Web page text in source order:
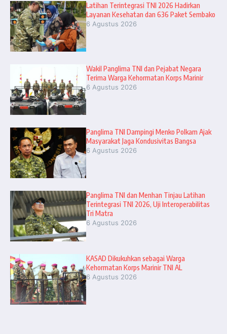
Latihan Terintegrasi TNI 2026 Hadirkan
Layanan Kesehatan dan 636 Paket Sembako
6 Agustus 2026
Wakil Panglima TNI dan Pejabat Negara
Terima Warga Kehormatan Korps Marinir
6 Agustus 2026
Panglima TNI Dampingi Menko Polkam Ajak
Masyarakat Jaga Kondusivitas Bangsa
6 Agustus 2026
Panglima TNI dan Menhan Tinjau Latihan
Terintegrasi TNI 2026, Uji Interoperabilitas
Tri Matra
6 Agustus 2026
KASAD Dikukuhkan sebagai Warga
Kehormatan Korps Marinir TNI AL
6 Agustus 2026